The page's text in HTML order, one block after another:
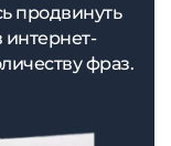
продвинуть
интернет-
фраз.